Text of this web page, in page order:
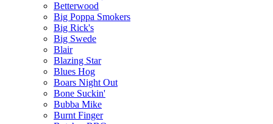
Betterwood
Big Poppa Smokers
Big Rick's
Big Swede
Blair
Blazing Star
Blues Hog
Boars Night Out
Bone Suckin'
Bubba Mike
Burnt Finger